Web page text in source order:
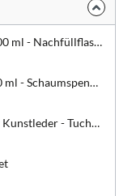
DentaClean Kunstlederreiniger 1000 ml - Nachfüllflasche
DentaClean Kunstlederreiniger 200 ml - Schaumspenderflasche
DentaProtect Schutz und Pflege für Kunstleder - Tuchspenderdose